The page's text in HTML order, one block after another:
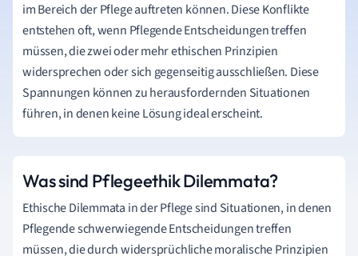
im Bereich der Pflege auftreten können. Diese Konflikte
entstehen oft, wenn Pflegende Entscheidungen treffen
müssen, die zwei oder mehr ethischen Prinzipien
widersprechen oder sich gegenseitig ausschließen. Diese
Spannungen können zu herausfordernden Situationen
führen, in denen keine Lösung ideal erscheint.
Was sind Pflegeethik Dilemmata?
Ethische Dilemmata in der Pflege sind Situationen, in denen
Pflegende schwerwiegende Entscheidungen treffen
müssen, die durch widersprüchliche moralische Prinzipien